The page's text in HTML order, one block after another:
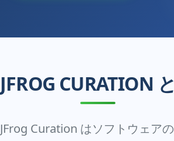
JFROG CURATION
JFrog Curation はソフトウェア